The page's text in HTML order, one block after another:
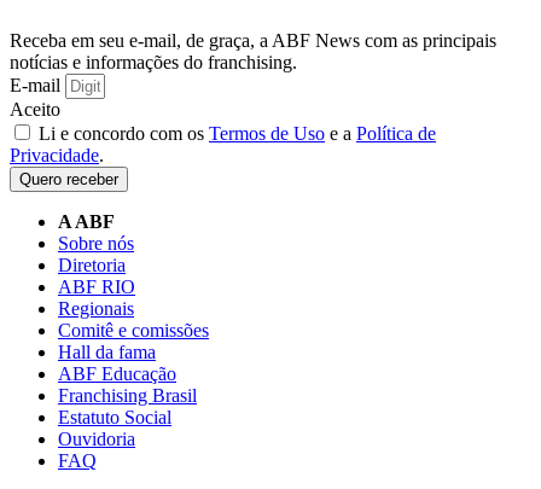
Receba em seu e-mail, de graça, a ABF News com as principais
notícias e informações do franchising.
E-mail
Aceito
Li e concordo com os Termos de Uso e a Política de
Privacidade.
Quero receber
A ABF
Sobre nós
Diretoria
ABF RIO
Regionais
Comitê e comissões
Hall da fama
ABF Educação
Franchising Brasil
Estatuto Social
Ouvidoria
FAQ